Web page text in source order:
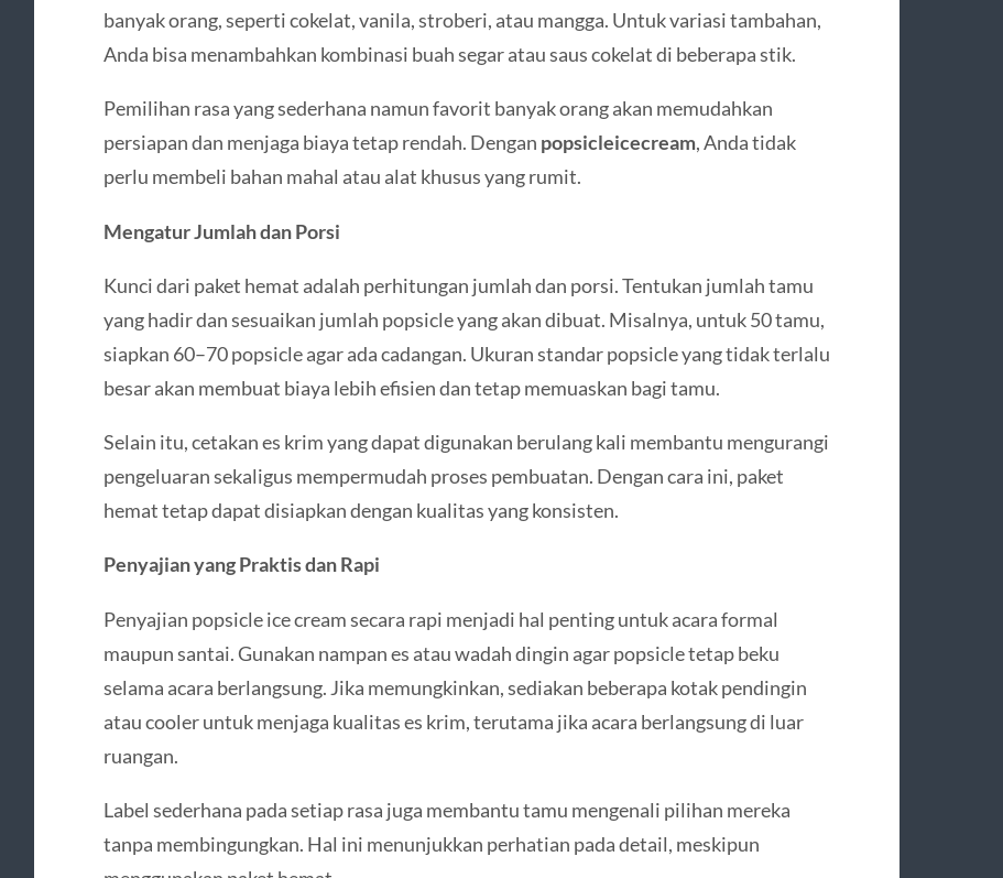
banyak orang, seperti cokelat, vanila, stroberi, atau mangga. Untuk variasi tambahan,
Anda bisa menambahkan kombinasi buah segar atau saus cokelat di beberapa stik.
Pemilihan rasa yang sederhana namun favorit banyak orang akan memudahkan
persiapan dan menjaga biaya tetap rendah. Dengan popsicleicecream, Anda tidak
perlu membeli bahan mahal atau alat khusus yang rumit.
Mengatur Jumlah dan Porsi
Kunci dari paket hemat adalah perhitungan jumlah dan porsi. Tentukan jumlah tamu
yang hadir dan sesuaikan jumlah popsicle yang akan dibuat. Misalnya, untuk 50 tamu,
siapkan 60–70 popsicle agar ada cadangan. Ukuran standar popsicle yang tidak terlalu
besar akan membuat biaya lebih efisien dan tetap memuaskan bagi tamu.
Selain itu, cetakan es krim yang dapat digunakan berulang kali membantu mengurangi
pengeluaran sekaligus mempermudah proses pembuatan. Dengan cara ini, paket
hemat tetap dapat disiapkan dengan kualitas yang konsisten.
Penyajian yang Praktis dan Rapi
Penyajian popsicle ice cream secara rapi menjadi hal penting untuk acara formal
maupun santai. Gunakan nampan es atau wadah dingin agar popsicle tetap beku
selama acara berlangsung. Jika memungkinkan, sediakan beberapa kotak pendingin
atau cooler untuk menjaga kualitas es krim, terutama jika acara berlangsung di luar
ruangan.
Label sederhana pada setiap rasa juga membantu tamu mengenali pilihan mereka
tanpa membingungkan. Hal ini menunjukkan perhatian pada detail, meskipun